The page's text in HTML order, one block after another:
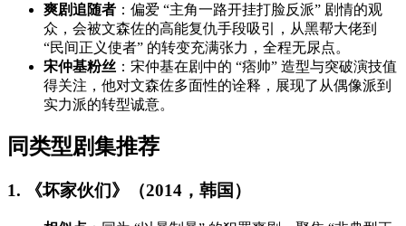
爽剧追随者 ：偏爱 “主角一路开挂打脸反派” 剧情的观
众，会被文森佐的高能复仇手段吸引，从黑帮大佬到
“民间正义使者” 的转变充满张力，全程无尿点。
宋仲基粉丝 ：宋仲基在剧中的 “痞帅” 造型与突破演技值
得关注，他对文森佐多面性的诠释，展现了从偶像派到
实力派的转型诚意。
同类型剧集推荐
1. 《坏家伙们》（2014，韩国）